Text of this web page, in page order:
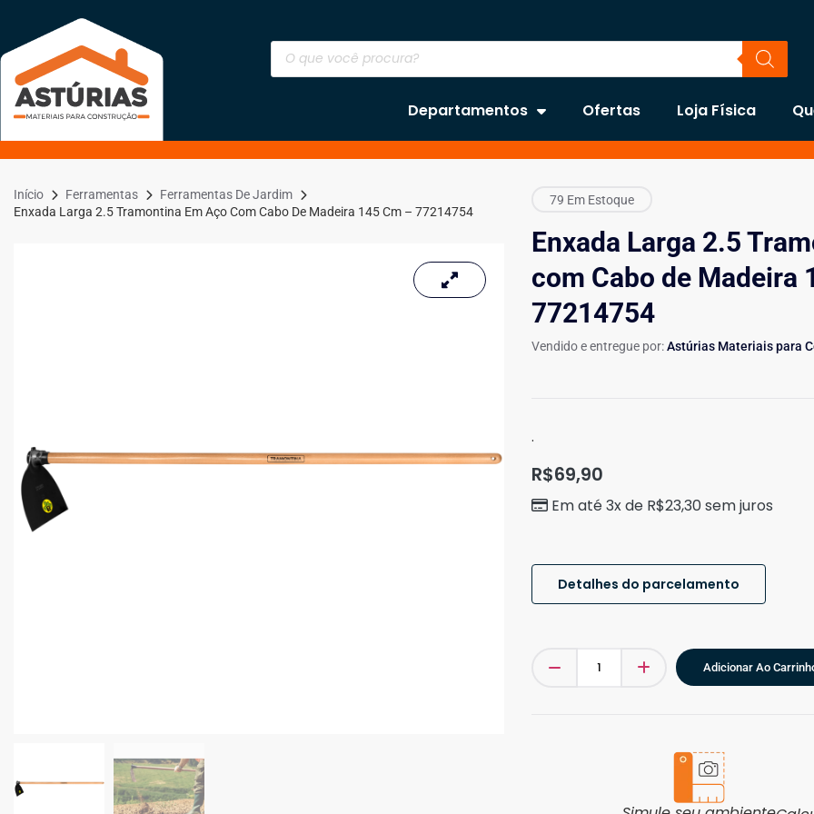
Departamentos Ofertas Loja Física
Início Ferramentas
Ferramentas De Jardim
Enxada Larga 2.5 Tramontina Em Aço Com Cabo De Madeira 145 Cm – 77214754
79 Em Estoque
Enxada Larga 2.5
com Cabo de Madeira
77214754
Vendido e entregue por:Astúrias Materiais para
.
R$69,90
Em até 3x de R$23,30sem juros
Detalhes do parcelamento
Adicionar Ao